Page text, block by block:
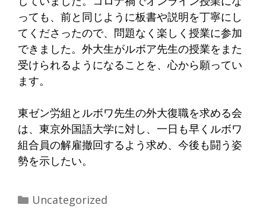
っても、前と同じように板書や説明を丁寧にし
てくださったので、問題なく楽しく授業に参加
できました。外大生がルボア先生の授業をまた
受けられるようになることを、心から願ってい
ます。
東ゼン労組とルボワ先生の外大復職を求める会
は、東京外国語大学に対し、一日も早くルボワ
組合員の解雇撤回するよう求め、今後も闘う姿
勢を示したい。
Categories
Uncategorized